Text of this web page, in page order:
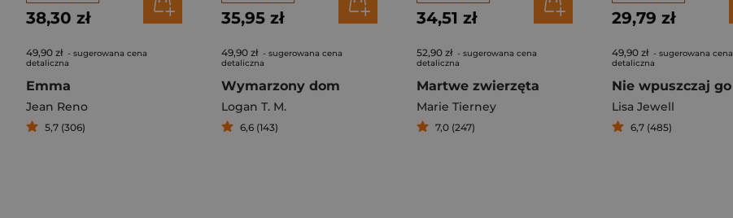
38,30 zł
49,90 zł - sugerowana cena
detaliczna
Emma
Jean Reno
5,7 (306)
35,95 zł
49,90 zł - sugerowana cena
detaliczna
Wymarzony dom
Logan T. M.
6,6 (143)
34,51 zł
52,90 zł - sugerowana cena
detaliczna
Martwe zwierzęta
Marie Tierney
7,0 (247)
29,79 zł
49,90 zł - sugerowana cena
detaliczna
Nie wpuszczaj go
Lisa Jewell
6,7 (485)